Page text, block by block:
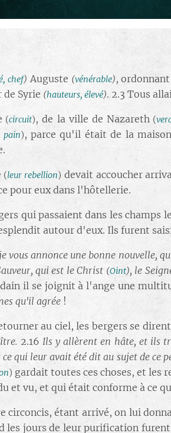
chef) Auguste (vénérable),
de Syrie(hauteurs, élevé). 2.3 Tous
(circuit), de la ville de Nazareth (
pain), parce qu'il était de la
(leur rebellion)devait accoucher
pour eux dans l'hôtellerie.
qui passaient dans les
autour d'eux. Ils furent
vous annonce une bonne nouvelle,
qui est le Christ (Oint), le
il se joignit à l'ange une
qu'il agrée!
au ciel, les bergers se
2.16Ils y allèrent en hâte, et ils
qui leur avait été dit au sujet de ce
) gardait toutes ces choses, et les
et vu, et qui était conforme à ce
étant arrivé, on lui
les jours de leur purification